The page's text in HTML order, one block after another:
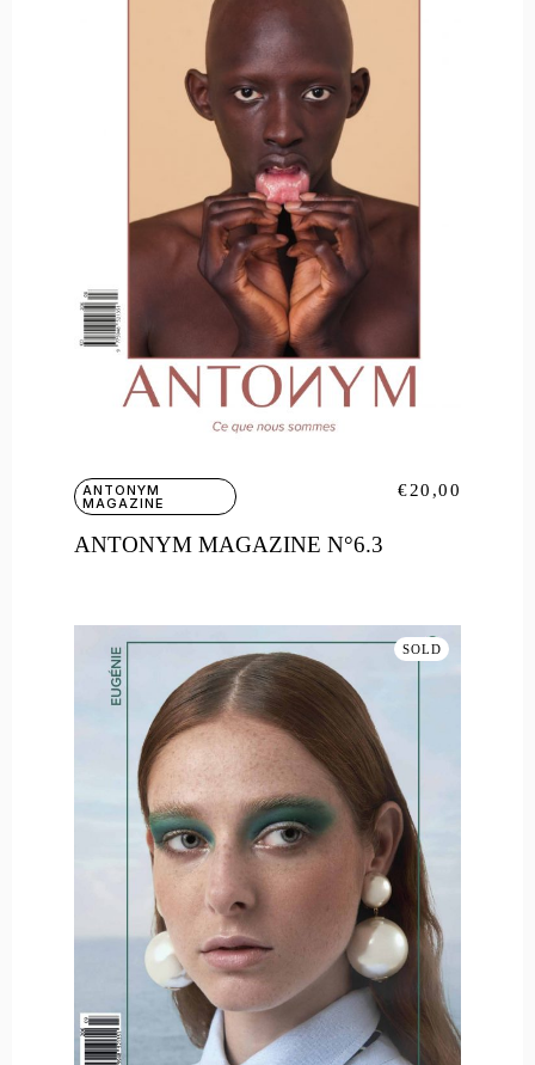
ANTONYM
MAGAZINE
ANTONYM MAGAZINE N°6.3
€20,00
SOLD